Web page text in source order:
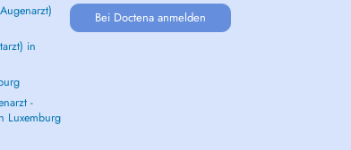
in
-
Luxemburg
Bei Doctena anmelden